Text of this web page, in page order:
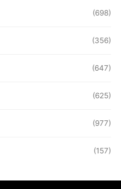
(698)
(356)
(647)
(625)
(977)
(157)